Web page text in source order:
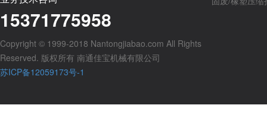
15371775958
Copyright © 1999-2018 Nantongjiabao.com All Rights
Reserved. 版权所有 南通佳宝机械有限公司
苏ICP备12059173号-1